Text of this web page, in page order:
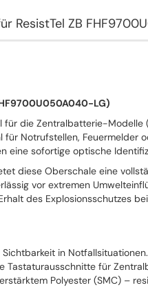
ResistTel ZB
LG)
für die Zentralbatterie-Modelle
Notrufstellen, Feuermelder
eine sofortige optische
diese Oberschale eine
vor extremen
des Explosionsschutzes
in Notfallsituationen.
Tastaturausschnitte für
Polyester (SMC) –